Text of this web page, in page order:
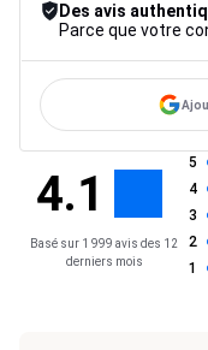
Des avis
4.1
Basé sur 1 999 avis des 12
derniers mois
5
4
3
2
1